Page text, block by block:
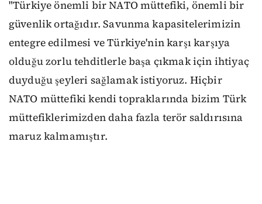
"Türkiye önemli bir NATO müttefiki, önemli bir
güvenlik ortağıdır. Savunma kapasitelerimizin
entegre edilmesi ve Türkiye'nin karşı karşıya
olduğu zorlu tehditlerle başa çıkmak için ihtiyaç
duyduğu şeyleri sağlamak istiyoruz. Hiçbir
NATO müttefiki kendi topraklarında bizim Türk
müttefiklerimizden daha fazla terör saldırısına
maruz kalmamıştır.